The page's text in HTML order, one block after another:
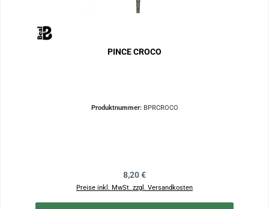
PINCE CROCO
Produktnummer: BPRCROCO
Regulärer Preis:
8,20 €
Preise inkl. MwSt. zzgl. Versandkosten